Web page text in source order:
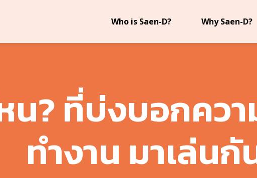
Who is Saen-D? Why Saen-D?
น? ที่บ่งบอกคว
ทำงาน มาเล่นกั